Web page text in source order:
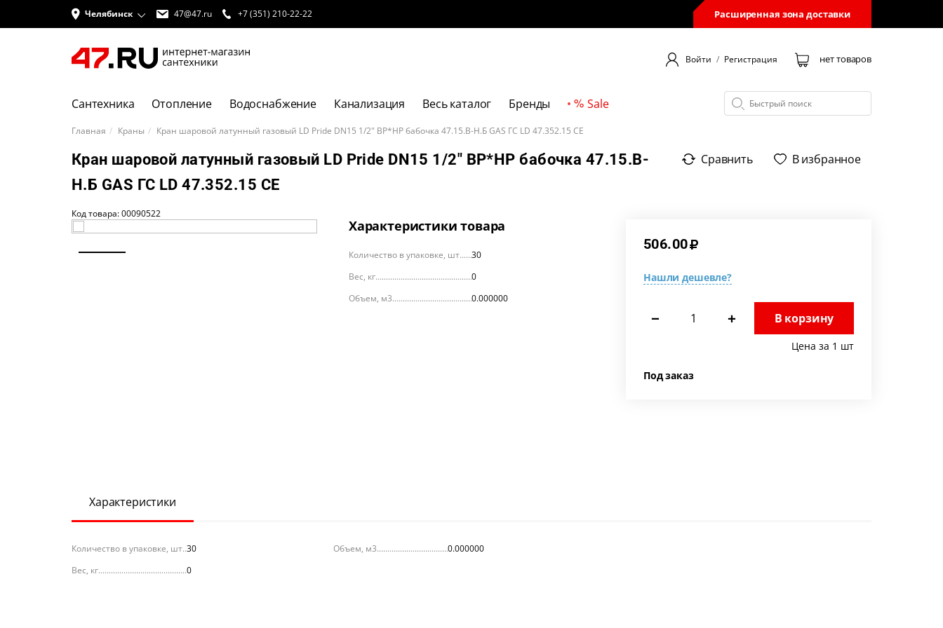
Челябинск 47@47.ru +7 (351) 210-22-22 Расширенная зона доставки
Войти / Регистрация нет товаров
Сантехника Отопление Водоснабжение Канализация Весь каталог Бренды Sale
Главная Краны Кран шаровой латунный газовый LD Pride DN15 1/2" ВР*НР бабочка 47.15.В-Н.Б GAS ГС LD 47.352.15 CE
Кран шаровой латунный газовый LD Pride DN15 1/2" ВР*НР бабочка 47.15.В-
Н.Б GAS ГС LD 47.352.15 CE
Сравнить В избранное
Код товара: 00090522
Характеристики товара
Количество в упаковке, шт
30
Вес, кг
0
Объем, м3
0.000000
506.00
Нашли дешевле?
− + В корзину
Цена за 1 шт
Под заказ
Характеристики
Количество в упаковке, шт 30
Вес, кг
0
Объем, м3 0.000000